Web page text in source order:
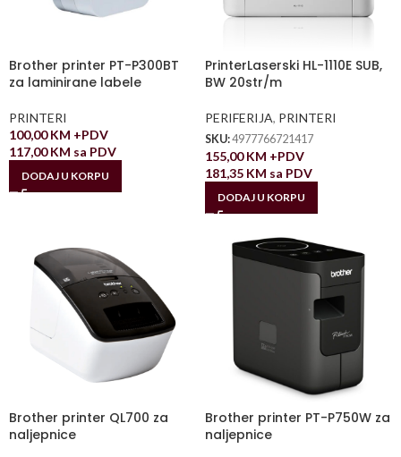
Brother printer PT-P300BT
za laminirane labele
PRINTERI
100,00KM +PDV
117,00KM sa PDV
DODAJ U KORPU
PrinterLaserski HL-1110E SUB,
BW 20str/m
PERIFERIJA, PRINTERI
SKU:4977766721417
155,00KM +PDV
181,35 KM sa PDV
DODAJ U KORPU
Brother printer QL700 za
naljepnice
Brother printer PT-P750W za
naljepnice